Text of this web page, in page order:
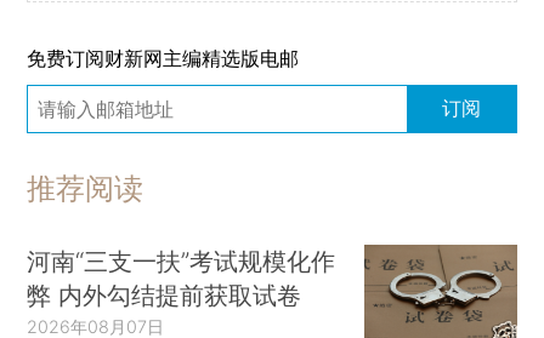
免费订阅财新网主编精选版电邮
订阅
推荐阅读
河南“三支一扶”考试规模化作
弊 内外勾结提前获取试卷
2026年08月07日